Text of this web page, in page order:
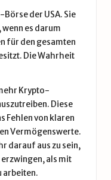
der USA. Sie
es darum
für den gesamten
Die Wahrheit
Krypto-
Diese
Fehlen von klaren
Vermögenswerte.
darauf aus zu sein,
erzwingen, als mit
arbeiten.